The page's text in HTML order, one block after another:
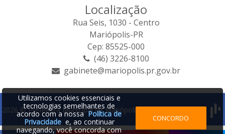
Localização
Rua Seis, 1030 - Centro
Mariópolis-PR
Cep: 85525-000
(46) 3226-8100
gabinete@mariopolis.pr.gov.br
2026 © Prefeitura Municipal de Mariópolis | Desenvolvido por:
Utilizamos cookies essenciais e
tecnologias semelhantes de
acordo com a nossaPolítica de
Privacidadee, ao continuar
navegando, você concorda com
CONCORDO